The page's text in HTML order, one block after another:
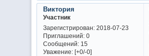
Виктория
Участник
Зарегистрирован: 2018-07-23
Приглашений:0
Сообщений:15
Уважение: [+0/-0]